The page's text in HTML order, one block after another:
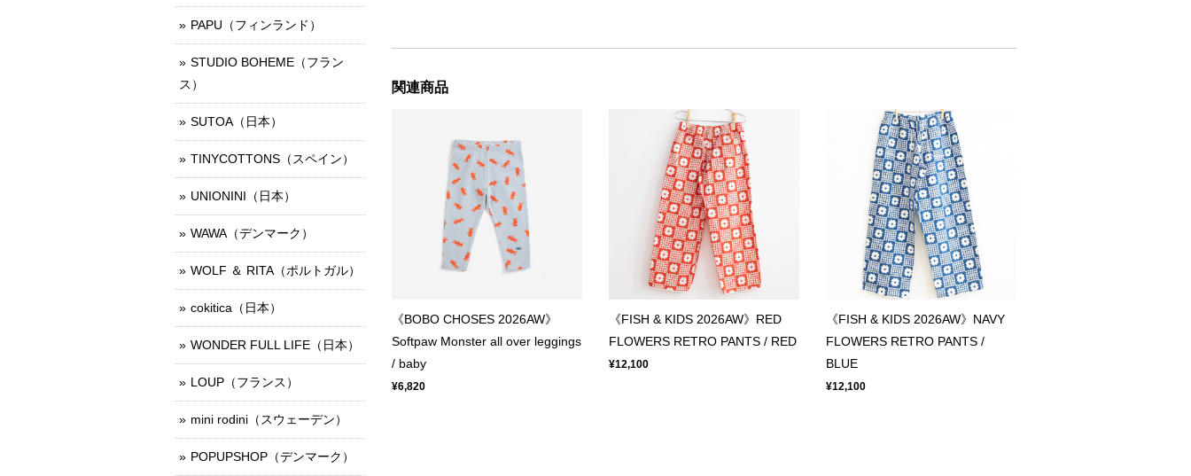
関連商品
《BOBO CHOSES 2026AW》
Softpaw Monster all over leggings
/ baby
¥6,820
《FISH & KIDS 2026AW》RED
FLOWERS RETRO PANTS / RED
¥12,100
《FISH & KIDS 2026AW》NAVY
FLOWERS RETRO PANTS /
BLUE
¥12,100
PAPU（フィンランド）
STUDIO BOHEME（フラン
ス）
SUTOA（日本）
TINYCOTTONS（スペイン）
UNIONINI（日本）
WAWA（デンマーク）
WOLF ＆ RITA（ポルトガル）
cokitica（日本）
WONDER FULL LIFE（日本）
LOUP（フランス）
mini rodini（スウェーデン）
POPUPSHOP（デンマーク）